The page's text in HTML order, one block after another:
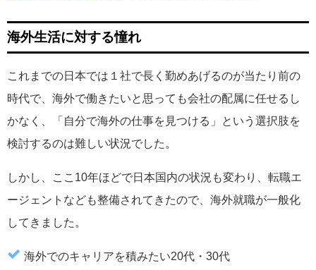
海外生活に対する憧れ
これまでの日本では１社で長く勤めあげるのが当たり前の
時代で、海外で働きたいと思っても会社の配属に任せるし
かなく、「自分で海外の仕事を見つける」という選択肢を
検討するのは難しい状況でした。
しかし、ここ10年ほどで日本国内の状況も変わり、転職エ
ージェントなども整備されてきたので、海外就職が一般化
してきました。
海外でのキャリアを積みたい20代・30代